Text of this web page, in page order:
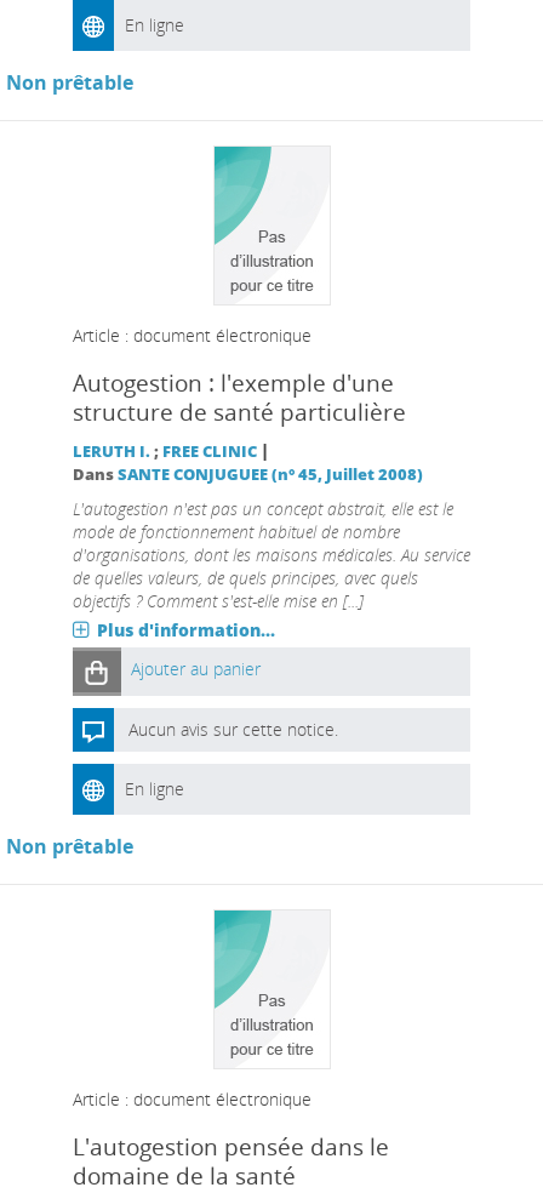
En ligne
Non prêtable
Article : document électronique
Autogestion : l'exemple d'une
structure de santé particulière
LERUTH I.; FREE CLINIC |
DansSANTE CONJUGUEE (n° 45, Juillet 2008)
L'autogestion n'est pas un concept abstrait, elle est le
mode de fonctionnement habituel de nombre
d'organisations, dont les maisons médicales. Au service
de quelles valeurs, de quels principes, avec quels
objectifs ? Comment s'est-elle mise en [...]
Plus d'information...
Ajouter au panier
Aucun avis sur cette notice.
En ligne
Non prêtable
Article : document électronique
L'autogestion pensée dans le
domaine de la santé